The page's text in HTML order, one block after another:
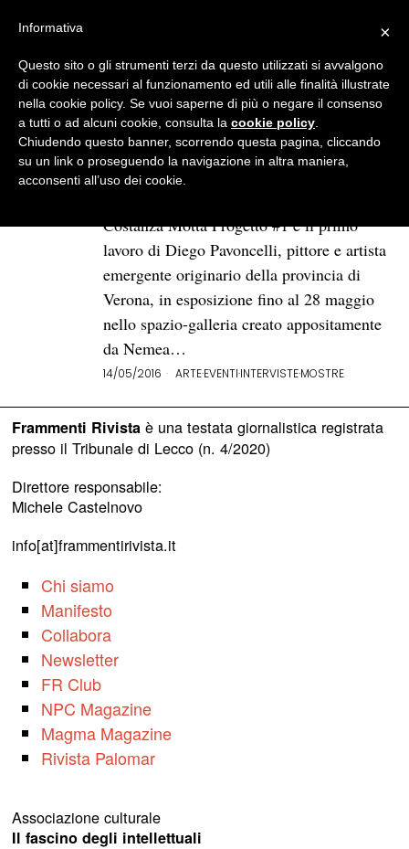
BROWSE TAG
Nemea
Autoritratti Viscerali
di Diego Pavoncelli:
quando fallisce la forma
Costanza Motta Progetto #1 è il primo
lavoro di Diego Pavoncelli, pittore e artista
emergente originario della provincia di
Verona, in esposizione fino al 28 maggio
nello spazio-galleria creato appositamente
da Nemea…
14/05/2016 ARTE·EVENTI·INTERVISTE·MOSTRE
Frammenti Rivistaè una testata giornalistica registrata
presso il Tribunale di Lecco (n. 4/2020)
Direttore responsabile:
Michele Castelnovo
info[at]frammentirivista.it
Chi siamo
Manifesto
Collabora
Newsletter
FR Club
NPC Magazine
Magma Magazine
Rivista Palomar
Associazione culturale
Il fascino degli intellettuali
×
Informativa
Questo sito o gli strumenti terzi da questo utilizzati si avvalgono
di cookie necessari al funzionamento ed utili alle finalità illustrate
nella cookie policy. Se vuoi saperne di più o negare il consenso
a tutti o ad alcuni cookie, consulta la cookie policy
Chiudendo questo banner, scorrendo questa pagina, cliccando
su un link o proseguendo la navigazione in altra maniera,
acconsenti all’uso dei cookie.